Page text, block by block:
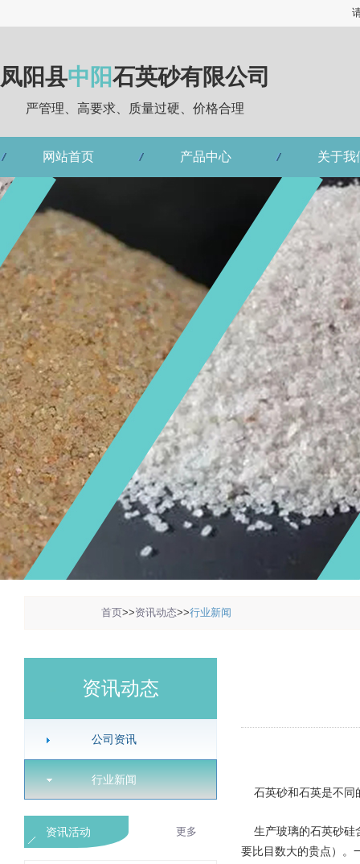
凤阳县中阳石英砂有限公司
严管理、高要求、质量过硬、价格合理
网站首页 产品中心 关于我
2
首页>>资讯动态>>行业新闻
资讯动态
公司资讯
行业新闻
更多
资讯活动
石英砂和石英是不同
生产玻璃的石英砂硅
要比目数大的贵点）。